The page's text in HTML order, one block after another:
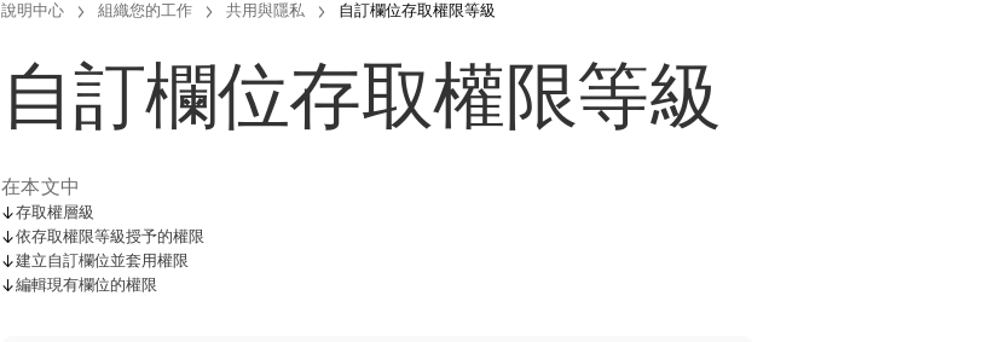
說明中心 組織您的工作 共用與隱私 自訂欄位存取權限等級
自訂欄位存取權限等級
在本文中
存取權層級
依存取權限等級授予的權限
建立自訂欄位並套用權限
編輯現有欄位的權限